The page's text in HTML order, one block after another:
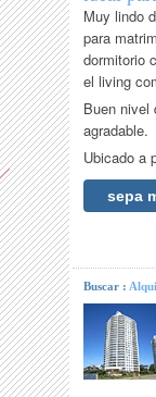
Muy lindo
para
dormitorio
el living
Buen nivel
agradable.
Ubicado a
sepa
Buscar :